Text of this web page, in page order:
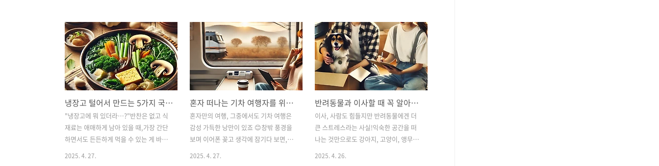
는 새로운 취미 5가지를 소개해볼게요.마
음도 차분해지고, 감성도 충전되는 루틴
이 필요하다면 주목! 👀📌목차MZ세대가
조용한 취미를 찾는 이유감성 충전! 조용
한 주말 취미 BEST 5취미를 일상 루틴으
로 만드는 팁마무리 요약 + 해보고 싶은
취미 체크리스트🤔1. 왜 요즘 MZ는 조용
한 취미에 빠졌을까?✅ 사회적 피로감 +
디지털 번아웃→ 계속되는 소음, 빠른 정
보 속도에 ‘조용한 시간’에 대한 갈망 증가
✅ 나만의 시간 = 최고의 사치→ 혼자만의
기술을 알려드릴게요.👉 실천이 어려운
사람도 작심삼일에서 벗어날 수 있도록,
하루하루 "할 수 있는 만큼"만 쪼개서 목
표를 이루는 비법입니다!📌목차왜 실천이
어려운 걸까?작은 목표 쪼개기의 원리실
생활 적용 예시 – 분야별 나눠보기지속 가
능하게 만드는 3가지 팁총정리 + 실천 체
크리스트❓1. 왜 실천이 어려운 걸까?목표
는 거창한데…막상 시작하려면 ‘막막
함’부터 오죠.이유는 간단해요:🚫목표가
너무 크거나🚫어디서부터 시작할지 몰라
기해 볼게요 😊숨만 잘 쉬어도 건강이 달
라진다, 진짜입니다!📌목차복식호흡이
란? – 가슴호흡과 뭐가 달라요?복식호흡
이 주는 5가지 건강 효과일상에서 복식호
흡 쉽게 시작하는 법하루 루틴에 녹여보
는 복식호흡 예시마무리 요약 및 체크리
스트🧠1. 복식호흡이란? – 가슴호흡과 뭐
가 다를까?✔️ 가슴호흡:짧고 얕은 호흡으
로 주로 가슴 근육이 움직이는 호흡긴장
상태일 때 무의식적으로 자주 나타나
요.✔️ 복식호흡(Abdominal
막을 ..
냉장고 털어서 만드는 5가지 국물 요리 – 식재료 재활용 꿀팁
"냉장고에 뭐 있더라…?"반찬은 없고 식
재료는 애매하게 남아 있을 때,가장 간단
하면서도 든든하게 먹을 수 있는 게 바로
2025. 4. 27.
혼자 떠나는 기차 여행자를 위한 팁 – 좌석 추천부터 짐 꾸리기까지
혼자만의 여행, 그중에서도 기차 여행은
감성 가득한 낭만이 있죠 😊창밖 풍경을
보며 이어폰 꽂고 생각에 잠기다 보면,바
2025. 4. 27.
반려동물과 이사할 때 꼭 알아야 할 준비 리스트
이사, 사람도 힘들지만 반려동물에겐 더
큰 스트레스라는 사실!익숙한 공간을 떠
나는 것만으로도 강아지, 고양이, 앵무새,
2025. 4. 26.